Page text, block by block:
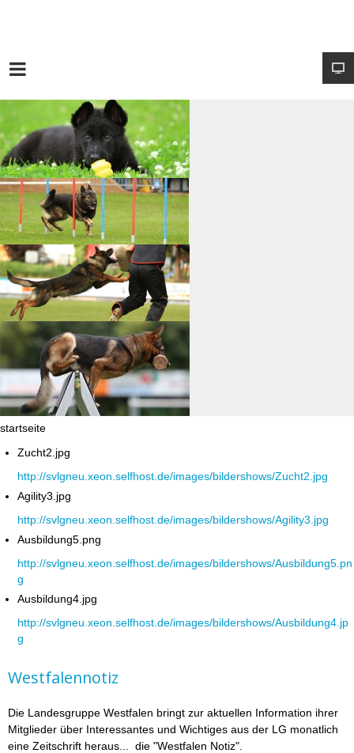
startseite
Zucht2.jpg
http://svlgneu.xeon.selfhost.de/images/bildershows/Zucht2.jpg
Agility3.jpg
http://svlgneu.xeon.selfhost.de/images/bildershows/Agility3.jpg
Ausbildung5.png
http://svlgneu.xeon.selfhost.de/images/bildershows/Ausbildung5.pn
g
Ausbildung4.jpg
http://svlgneu.xeon.selfhost.de/images/bildershows/Ausbildung4.jp
g
Westfalennotiz
Die Landesgruppe Westfalen bringt zur aktuellen Information ihrer
Mitglieder über Interessantes und Wichtiges aus der LG monatlich
eine Zeitschrift heraus... die "Westfalen Notiz".